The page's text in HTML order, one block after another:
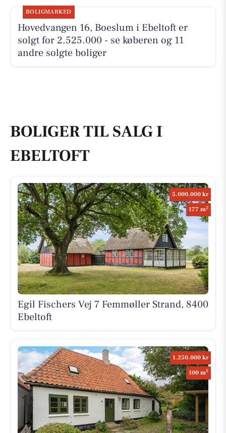
BOLIGMARKED
Hovedvangen 16, Boeslum i Ebeltoft er
solgt for 2.525.000 - se køberen og 11
andre solgte boliger
BOLIGER TIL SALG I
EBELTOFT
5.000.000 kr
177 m2
Egil Fischers Vej 7 Femmøller Strand, 8400
Ebeltoft
1.250.000 kr
100 m2